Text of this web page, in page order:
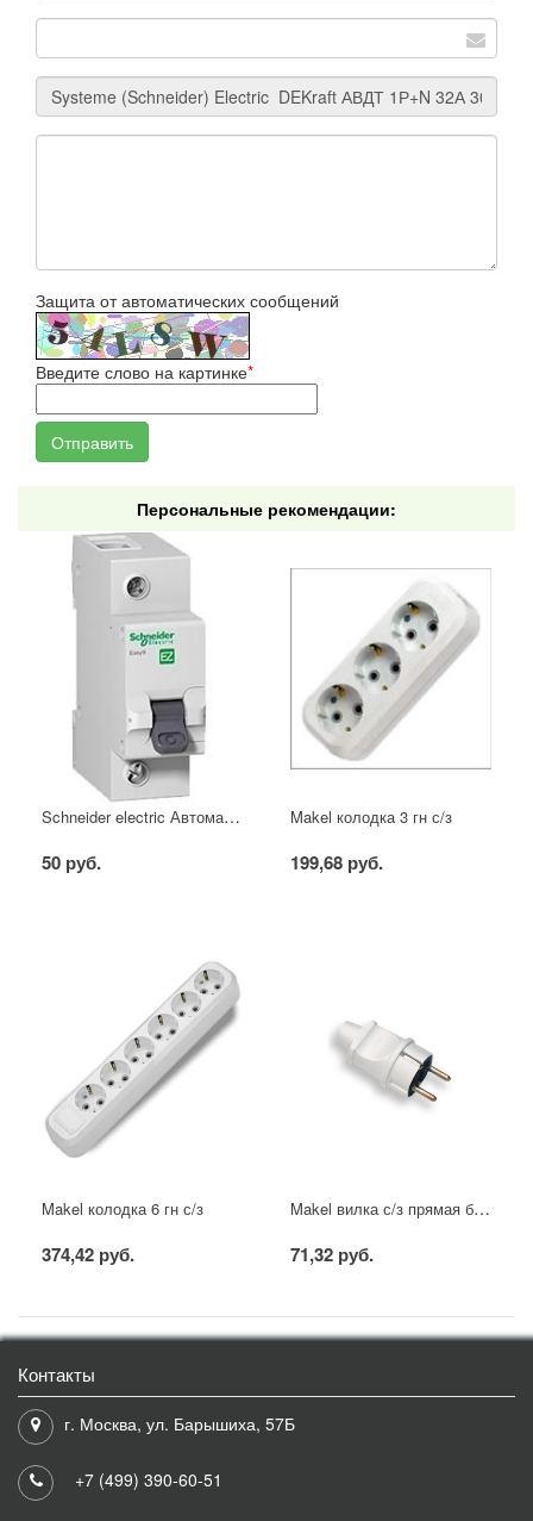
Защита от автоматических сообщений
Введите слово на картинке*
Персональные рекомендации:
Schneider electric Автоматический выключатель 1/40А
50 руб.
Makel колодка 3 гн с/з
199,68 руб.
Makel колодка 6 гн с/з
374,42 руб.
Makel вилка с/з прямая белая
71,32 руб.
Контакты
г. Москва, ул. Барышиха, 57Б
+7 (499) 390-60-51